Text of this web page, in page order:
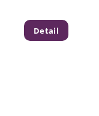
Detail